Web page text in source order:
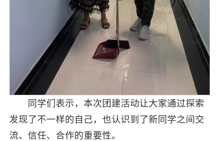
同学们表示，本次团建活动让大家通过探索
发现了不一样的自己，也认识到了新同学之间交
流、信任、合作的重要性。